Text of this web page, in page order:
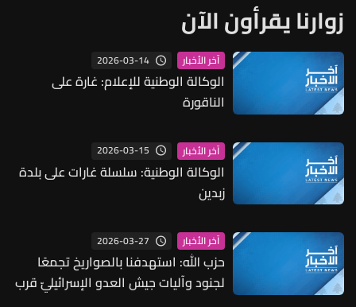
زوارنا يقرأون الآن
آخر الأخبار 2026-03-14
الوكالة الوطنية للإعلام: غارة على
الناقورة
آخر الأخبار 2026-03-15
الوكالة الوطنية: سلسلة غارات على بلدة
زبدين
آخر الأخبار 2026-03-27
حزب الله: استهدفنا بالصواريخ تجمعًا
لجنود وآليات جيش العدو الإسرائيليّ قرب